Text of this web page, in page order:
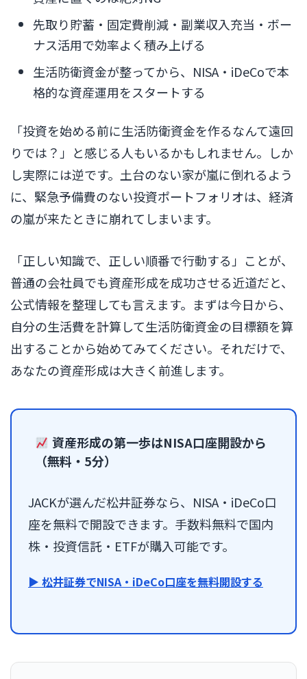
先取り貯蓄・固定費削減・副業収入充当・ボー
ナス活用で効率よく積み上げる
生活防衛資金が整ってから、NISA・iDeCoで本
格的な資産運用をスタートする
「投資を始める前に生活防衛資金を作るなんて遠回
りでは？」と感じる人もいるかもしれません。しか
し実際には逆です。土台のない家が嵐に倒れるよう
に、緊急予備費のない投資ポートフォリオは、経済
の嵐が来たときに崩れてしまいます。
「正しい知識で、正しい順番で行動する」ことが、
普通の会社員でも資産形成を成功させる近道だと、
公式情報を整理しても言えます。まずは今日から、
自分の生活費を計算して生活防衛資金の目標額を算
出することから始めてみてください。それだけで、
あなたの資産形成は大きく前進します。
資産形成の第一歩はNISA口座開設から
（無料・5分）
JACKが選んだ松井証券なら、NISA・iDeCo口
座を無料で開設できます。手数料無料で国内
株・投資信託・ETFが購入可能です。
▶ 松井証券でNISA・iDeCo口座を無料開設する